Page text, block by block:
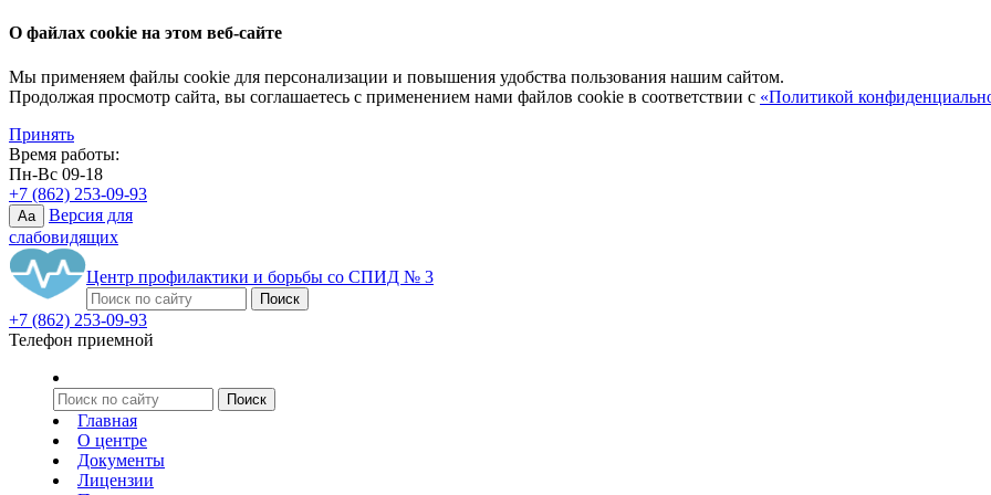
О файлах cookie на этом веб-сайте
Мы применяем файлы cookie для персонализации и повышения удобства пользования нашим сайтом.
Продолжая просмотр сайта, вы соглашаетесь с применением нами файлов cookie в соответствии с «Политикой
Принять
Время работы:
Пн-Вс 09-18
+7 (862) 253-09-93
Aa
Версия для
слабовидящих
Центр профилактики и борьбы со СПИД № 3
+7 (862) 253-09-93
Телефон приемной
Главная
О центре
Документы
Лицензии